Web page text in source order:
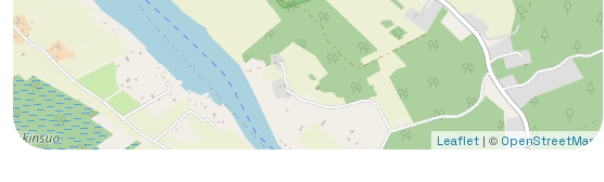
Leaflet | © OpenStreetMap